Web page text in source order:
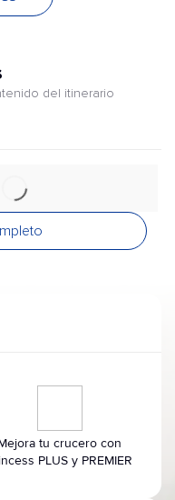
del itinerario
tu crucero con
PLUS y PREMIER